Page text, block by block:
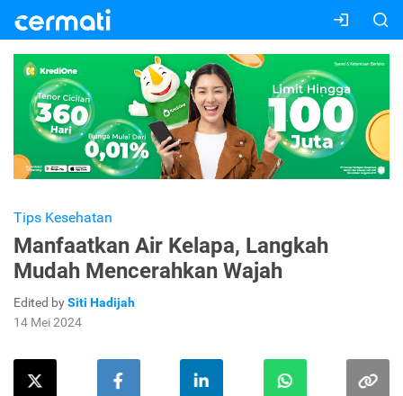
Tips Kesehatan
Manfaatkan Air Kelapa, Langkah
Mudah Mencerahkan Wajah
Edited bySiti Hadijah
14 Mei 2024